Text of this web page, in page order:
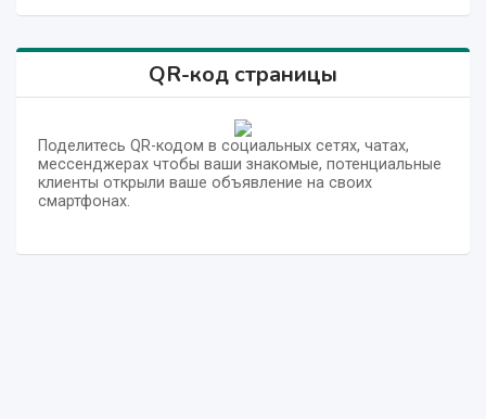
QR-код страницы
Поделитесь QR-кодом в социальных сетях, чатах,
мессенджерах чтобы ваши знакомые, потенциальные
клиенты открыли ваше объявление на своих
смартфонах.